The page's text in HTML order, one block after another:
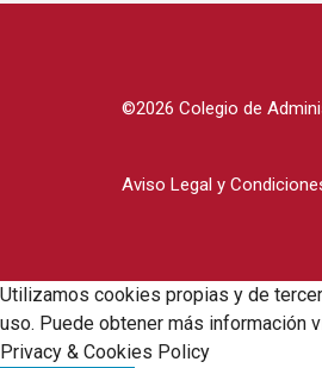
©2026 Colegio de
Aviso Legal y
Utilizamos cookies propias y de
uso. Puede obtener más información
Privacy & Cookies Policy